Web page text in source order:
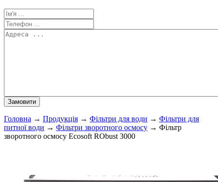
Головна → Продукція → Фільтри для води → Фільтри для
питної води → Фільтри зворотного осмосу → Фільтр
зворотного осмосу Ecosoft RObust 3000